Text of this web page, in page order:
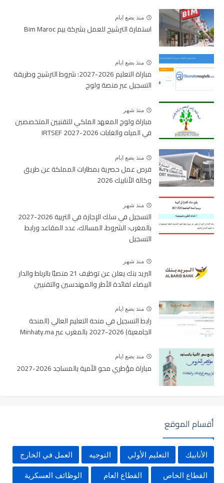
منذ بضع ايام
استمارة الترشيح للعمل بشركة بيم Bim Maroc
منذ بضع ايام
مباراة التعليم 2026-2027: شروط الترشيح وطريقة
التسجيل عبر منصة ولوج
منذ شهر
مباراة ولوج المعهد الملكي للتقنيين المتخصصين
في المياه والغابات 2026-2027 IRTSEF
منذ بضع ايام
فرص عمل حصرية بمطارات المملكة عن طريق
وكالة الأنابيك 2026
منذ شهر
التسجيل في سلك الإجازة في التربية 2026-2027
بالمغرب: الشروط، المسالك، عدد المقاعد ورابط
التسجيل
منذ شهر
البريد بنك يعلن عن توظيف 21 منصبًا بالرباط والدار
البيضاء لفائدة الأطر والمهندسين والتقنيين
منذ بضع ايام
رابط التسجيل في منحة التعليم العالي (المنحة
الجامعية) 2026-2027 بالمغرب عبر Minhaty.ma
منذ بضع ايام
مباراة مؤطري محو الأمية بالمساجد 2026-2027
أقسام الموقع
الأنابيك التعليم الأولي التوجيه العمل في الخارج
القطاع الخاص القطاع العام الوظائف العسكرية